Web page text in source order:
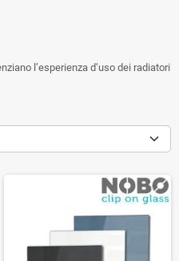
l’esperienza d’uso dei radiatori